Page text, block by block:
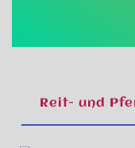
Reit- und